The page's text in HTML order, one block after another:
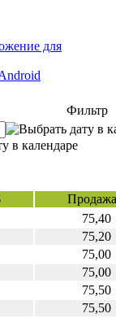
для
Фильтр
75,40
75,20
75,00
75,00
75,50
75,50